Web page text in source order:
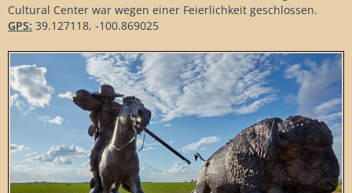
Cultural Center war wegen einer Feierlichkeit geschlossen.
GPS: 39.127118, -100.869025